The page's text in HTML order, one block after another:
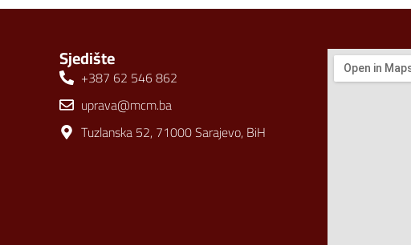
Sjedište
+387 62 546 862
uprava@mcm.ba
Tuzlanska 52, 71000 Sarajevo, BiH